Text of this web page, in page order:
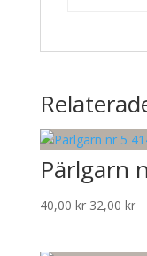
Pärlgarn
40,00kr Det
32,00 krDet